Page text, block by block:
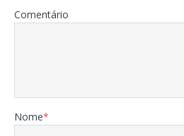
Comentário
Nome*